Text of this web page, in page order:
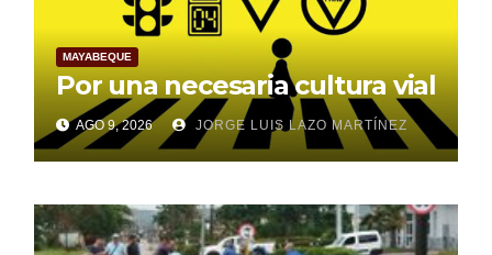
MAYABEQUE
Por una necesaria cultura vial
AGO 9, 2026 JORGE LUIS LAZO MARTÍNEZ